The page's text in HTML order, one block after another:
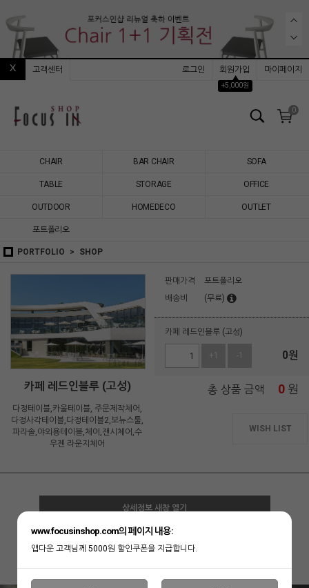
고객센터 로그인
회원가입
▲
+5,000원
마이페이지
0
CHAIR BAR CHAIR SOFA
TABLE STORAGE OFFICE
OUTDOOR HOMEDECO OUTLET
포트폴리오
PORTFOLIO SHOP
카페 레드인블루 (고성)
다정테이블,카울테이블, 주문제작체어,
다정사각테이블,다정테이블2,보뉴스툴,
파라솔,야외용테이블,체어,잰시체어,수
우젠 라운지체어
판매가격
포트폴리오
배송비
(무료)
카페 레드인블루 (고성)
+1 -1 0원
총 상품 금액 0 원
WISH LIST
상세정보 새창 열기
상세 정보를 확대해 보실 수 있습니다.
www.focusinshop.com의 페이지 내용:
앱다운 고객님께 5000원 할인쿠폰을 지급합니다.